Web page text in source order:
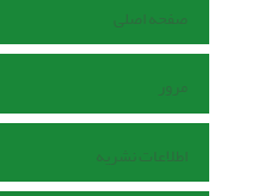
صفحه اصلی
مرور
اطلاعات نشریه